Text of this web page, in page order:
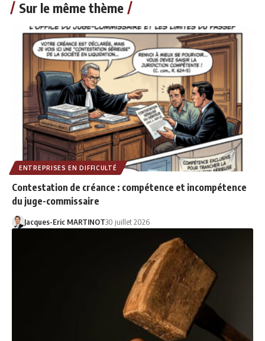
Sur le même thème
ENTREPRISES EN DIFFICULTÉ
Contestation de créance : compétence et incompétence
du juge-commissaire
Jacques-Eric MARTINOT30 juillet 2026